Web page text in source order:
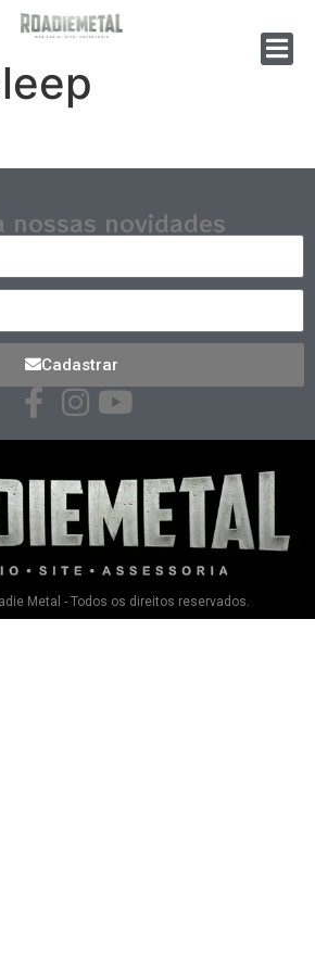
nossas novidades
Cadastrar
Metal - Todos os direitos reservados.